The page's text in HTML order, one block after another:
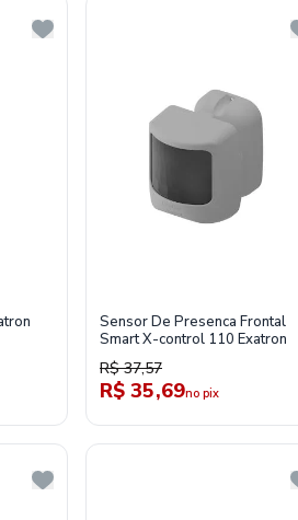
Sensor De Presenca Frontal
Smart X-control 110 Exatron
R$ 37,57
R$ 35,69no pix